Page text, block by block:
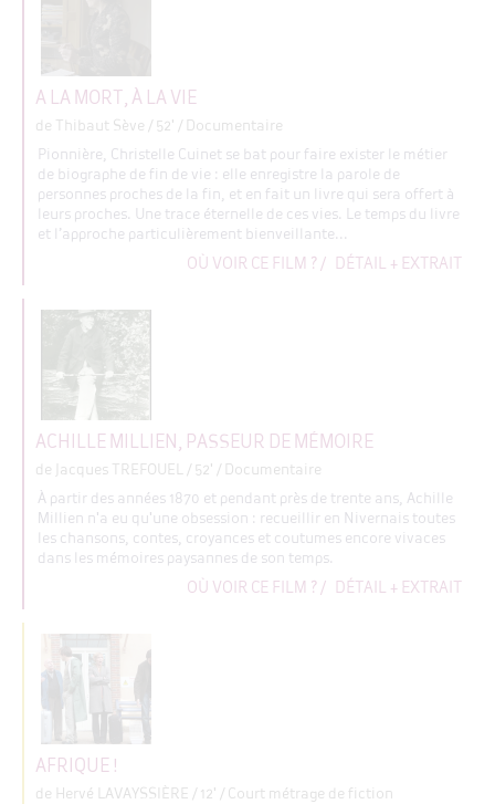
A LA MORT, À LA VIE
de Thibaut Sève / 52' / Documentaire
Pionnière, Christelle Cuinet se bat pour faire exister le métier
de biographe de fin de vie : elle enregistre la parole de
personnes proches de la fin, et en fait un livre qui sera offert à
leurs proches. Une trace éternelle de ces vies. Le temps du livre
et l’approche particulièrement bienveillante...
OÙ VOIR CE FILM ? / DÉTAIL + EXTRAIT
ACHILLE MILLIEN, PASSEUR DE MÉMOIRE
de Jacques TREFOUEL / 52' / Documentaire
À partir des années 1870 et pendant près de trente ans, Achille
Millien n'a eu qu'une obsession : recueillir en Nivernais toutes
les chansons, contes, croyances et coutumes encore vivaces
dans les mémoires paysannes de son temps.
OÙ VOIR CE FILM ? / DÉTAIL + EXTRAIT
AFRIQUE !
de Hervé LAVAYSSIÈRE / 12' / Court métrage de fiction